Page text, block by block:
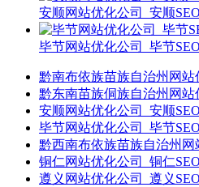
安顺网站优化公司_安顺
毕节网站优化公司_毕节
黔南布依族苗族自治州网
黔东南苗族侗族自治州网
安顺网站优化公司_安顺
毕节网站优化公司_毕节
黔西南布依族苗族自治州
铜仁网站优化公司_铜仁
遵义网站优化公司_遵义